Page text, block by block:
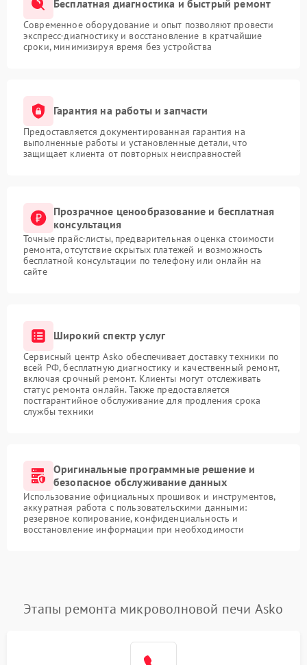
Бесплатная диагностика и быстрый ремонт
Современное оборудование и опыт позволяют провести
экспресс-диагностику и восстановление в кратчайшие
сроки, минимизируя время без устройства
Гарантия на работы и запчасти
Предоставляется документированная гарантия на
выполненные работы и установленные детали, что
защищает клиента от повторных неисправностей
Прозрачное ценообразование и бесплатная
консультация
Точные прайс-листы, предварительная оценка стоимости
ремонта, отсутствие скрытых платежей и возможность
бесплатной консультации по телефону или онлайн на
сайте
Широкий спектр услуг
Сервисный центр Asko обеспечивает доставку техники по
всей РФ, бесплатную диагностику и качественный ремонт,
включая срочный ремонт. Клиенты могут отслеживать
статус ремонта онлайн. Также предоставляется
постгарантийное обслуживание для продления срока
службы техники
Оригинальные программные решение и
безопасное обслуживание данных
Использование официальных прошивок и инструментов,
аккуратная работа с пользовательскими данными:
резервное копирование, конфиденциальность и
восстановление информации при необходимости
Этапы ремонта микроволновой печи Asko